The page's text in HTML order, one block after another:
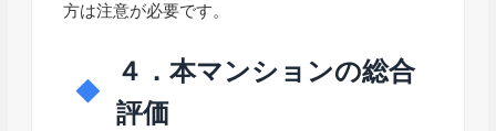
方は注意が必要です。
４．本マンションの総合
評価